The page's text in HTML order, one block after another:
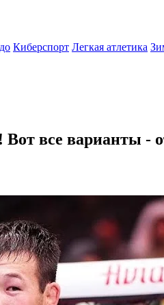
Киберспорт Легкая атлетика
все варианты -